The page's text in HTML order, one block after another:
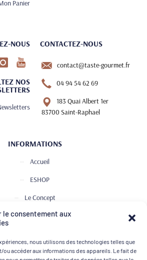
le consentement aux
nous utilisons des technologies telles que
ou accéder aux informations des appareils. Le fait de
Panier
NOUS
NOS
CONTACTEZ-NOUS
contact@taste-gourmet.fr
04 94 54 62 69
183 Quai Albert 1er
83700 Saint-Raphael
INFORMATIONS
Accueil
ESHOP
Le Concept
Club de Dégustation
Contact